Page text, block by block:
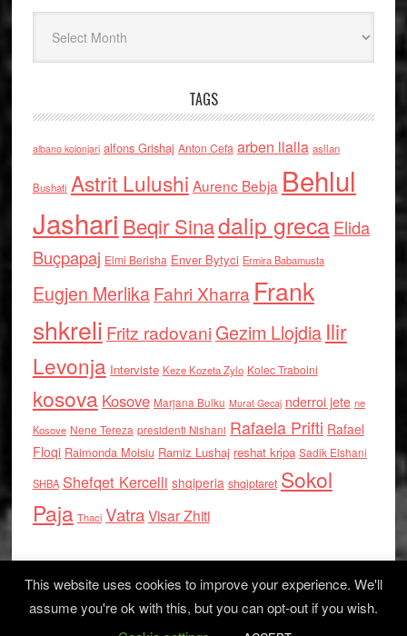
TAGS
albano kolonjari alfons Grishaj Anton Cefa arben llalla asllan
Bushati Astrit Lulushi Aurenc Bebja Behlul
Jashari Beqir Sinadalip grecaElida
Buçpapaj Elmi Berisha Enver Bytyci Ermira Babamusta
Eugjen MerlikaFahri Xharra Frank
shkreli Fritz radovaniGezim Llojdia Ilir
Levonja Interviste Keze Kozeta Zylo Kolec Traboini
kosova Kosove Marjana Bulku Murat Gecaj nderroi jete ne
Kosove Nene Tereza presidenti Nishani Rafaela Prifti Rafael
Floqi Raimonda Moisiu Ramiz Lushaj reshat kripa Sadik Elshani
SHBA Shefqet Kercelli shqiperia shqiptaret Sokol
Paja Thaci VatraVisar Zhiti
This website uses cookies to improve your experience. We'll
assume you're ok with this, but you can opt-out if you wish.